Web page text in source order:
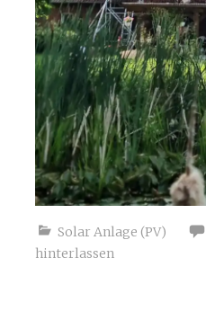
Solar Anlage (PV)
hinterlassen